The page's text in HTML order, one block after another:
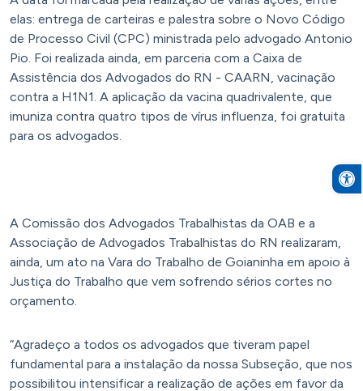
elas: entrega de carteiras e palestra sobre o Novo Código
de Processo Civil (CPC) ministrada pelo advogado Antonio
Pio. Foi realizada ainda, em parceria com a Caixa de
Assistência dos Advogados do RN - CAARN, vacinação
contra a H1N1. A aplicação da vacina quadrivalente, que
imuniza contra quatro tipos de vírus influenza, foi gratuita
para os advogados.
A Comissão dos Advogados Trabalhistas da OAB e a
Associação de Advogados Trabalhistas do RN realizaram,
ainda, um ato na Vara do Trabalho de Goianinha em apoio à
Justiça do Trabalho que vem sofrendo sérios cortes no
orçamento.
“Agradeço a todos os advogados que tiveram papel
fundamental para a instalação da nossa Subseção, que nos
possibilitou intensificar a realização de ações em favor da
Open